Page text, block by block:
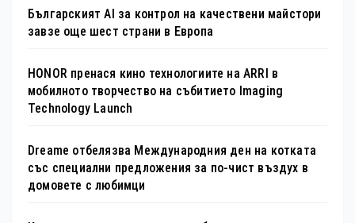
Българският AI за контрол на качествени майстори
завзе още шест страни в Европа
HONOR пренася кино технологиите на ARRI в
мобилното творчество на събитието Imaging
Technology Launch
Dreame отбелязва Международния ден на котката
със специални предложения за по-чист въздух в
домовете с любимци